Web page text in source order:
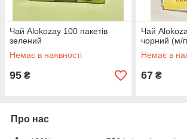
Чай Alokozay 100 пакетів
зелений
Немає в наявності
95 ₴
Чай
чорний (м/
Немає в
67 ₴
Про нас